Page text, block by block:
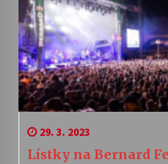
29. 3. 2023
Lístky na Bernard